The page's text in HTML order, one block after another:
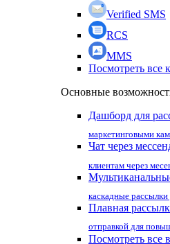
Verified SMS
RCS
MMS
Посмотреть все
Основные
Дашборд для
маркетинговыми
Чат через
клиентам через
каскадные
Плавная
отправкой для
Посмотреть все